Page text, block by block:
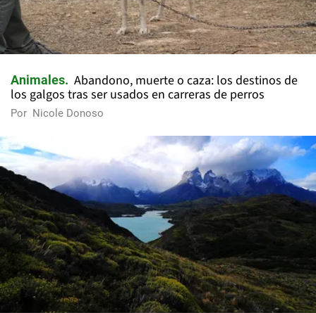
Animales
Abandono, muerte o caza: los destinos de
los galgos tras ser usados en carreras de perros
Por Nicole Donoso